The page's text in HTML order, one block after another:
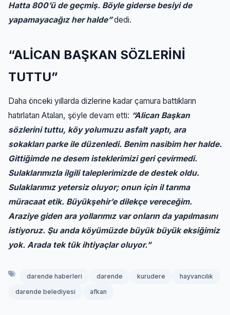
Hatta 800’ü de geçmiş. Böyle giderse besiyi de
yapamayacağız her halde”dedi.
“ALİCAN BAŞKAN SÖZLERİNİ
TUTTU”
Daha önceki yıllarda dizlerine kadar çamura battıkların
hatırlatan Atalan, şöyle devam etti: “Alican Başkan
sözlerini tuttu, köy yolumuzu asfalt yaptı, ara
sokakları parke ile düzenledi. Benim nasibim her halde.
Gittiğimde ne desem isteklerimizi geri çevirmedi.
Sulaklarımızla ilgili taleplerimizde de destek oldu.
Sulaklarımız yetersiz oluyor; onun için il tarıma
müracaat etik. Büyükşehir’e dilekçe vereceğim.
Araziye giden ara yollarımız var onların da yapılmasını
istiyoruz. Şu anda köyümüzde büyük büyük eksiğimiz
yok. Arada tek tük ihtiyaçlar oluyor.”
darende haberleri darende kurudere
hayvancılık
darende belediyesi
afkan